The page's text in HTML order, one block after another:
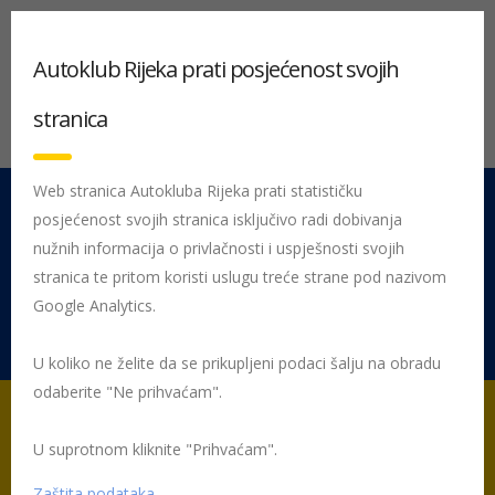
051 212 442 Centrala
Pon - Pet 08:00 - 16:00
Rujevica 9/1, 51000 Rijeka
Početna Posljednje objavljene novosti
Autoklub Rijeka prati posjećenost svojih
stranica
Web stranica Autokluba Rijeka prati statističku
posjećenost svojih stranica isključivo radi dobivanja
nužnih informacija o privlačnosti i uspješnosti svojih
stranica te pritom koristi uslugu treće strane pod nazivom
Google Analytics.
U koliko ne želite da se prikupljeni podaci šalju na obradu
odaberite "Ne prihvaćam".
U suprotnom kliknite "Prihvaćam".